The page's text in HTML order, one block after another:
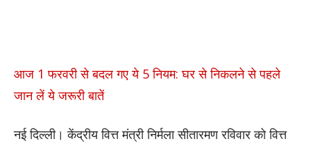
आज 1 फरवरी से बदल गए ये 5 नियम: घर से निकलने से पहले
जान लें ये जरूरी बातें
नई दिल्ली। केंद्रीय वित्त मंत्री निर्मला सीतारमण रविवार को वित्त